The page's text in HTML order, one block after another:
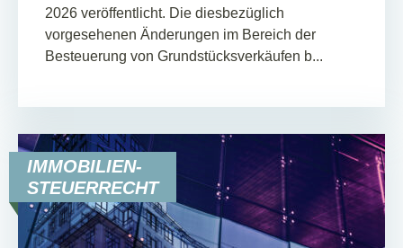
2026 veröffentlicht. Die diesbezüglich
vorgesehenen Änderungen im Bereich der
Besteuerung von Grundstücksverkäufen b...
IMMOBILIEN-
STEUERRECHT